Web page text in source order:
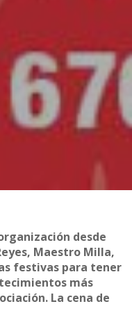
desde
Maestro Milla,
festivas para tener
más
La cena de